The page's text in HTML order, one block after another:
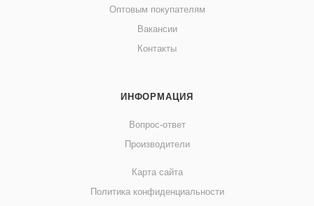
Оптовым покупателям
Вакансии
Контакты
ИНФОРМАЦИЯ
Вопрос-ответ
Производители
Карта сайта
Политика конфиденциальности